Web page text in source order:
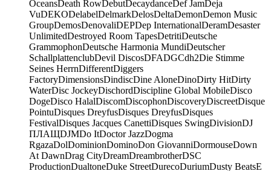
OceansDeath RowDebutDecaydanceDef JamDeja
VuDEKODelabelDelmarkDelosDeltaDemonDemon Music
GroupDemosDenovaliDEPDep InternationalDeramDesaster
UnlimitedDestroyed Room TapesDetritiDeutsche
GrammophonDeutsche Harmonia MundiDeutscher
SchallplattenclubDevil DiscosDFADGCdh2Die Stimme
Seines HerrnDifferentDiggers
FactoryDimensionsDindiscDine AloneDinoDirty HitDirty
WaterDisc JockeyDischordDiscipline Global MobileDisco
DogeDisco HalalDiscomDiscophonDiscoveryDiscreetDisque
PointuDisques DreyfusDisques DreyfusDisques
FestivalDisques Jacques CanettiDisques SwingDivisionDJ
ПЛАЩDJMDo ItDoctor JazzDogma
RgazaDolDominionDominoDon GiovanniDormouseDown
At DawnDrag CityDreamDreambrotherDSC
ProductionDualtoneDuke StreetDurecoDuriumDusty BeatsE